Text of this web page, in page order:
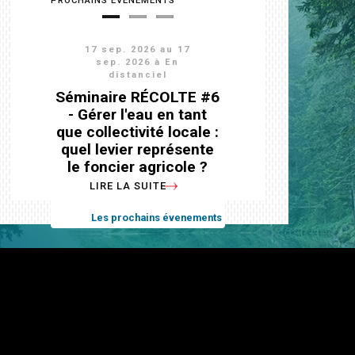
17 sep. 2026
17
sep. 2026
Séminaire RÉCOLTE #6
- Gérer l'eau en tant
que collectivité locale :
quel levier représente
le foncier agricole ?
LIRE LA SUITE
Les prochains évenements
24 nov. 2026 au 26
nov. 2026à Salon-
de-Provence
Colloque sur la gestion
des eaux souterraines
LIRE LA SUITE
Les prochains évenements
14 déc. 2026
16
déc. 2026
SAGE 2026
LIRE LA SUITE
Les prochains évenements